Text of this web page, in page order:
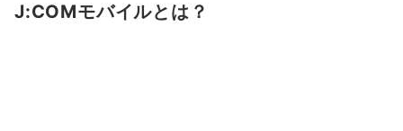
J:COMモバイルとは？